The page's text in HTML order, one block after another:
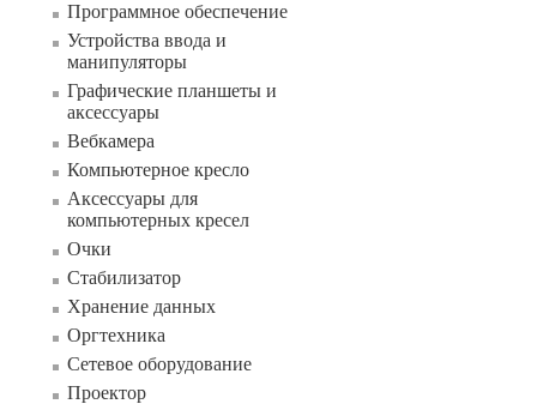
Программное обеспечение
Устройства ввода и
манипуляторы
Графические планшеты и
аксессуары
Вебкамера
Компьютерное кресло
Аксессуары для
компьютерных кресел
Очки
Стабилизатор
Хранение данных
Оргтехника
Сетевое оборудование
Проектор